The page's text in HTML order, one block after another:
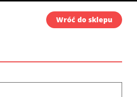
Wróć do sklepu